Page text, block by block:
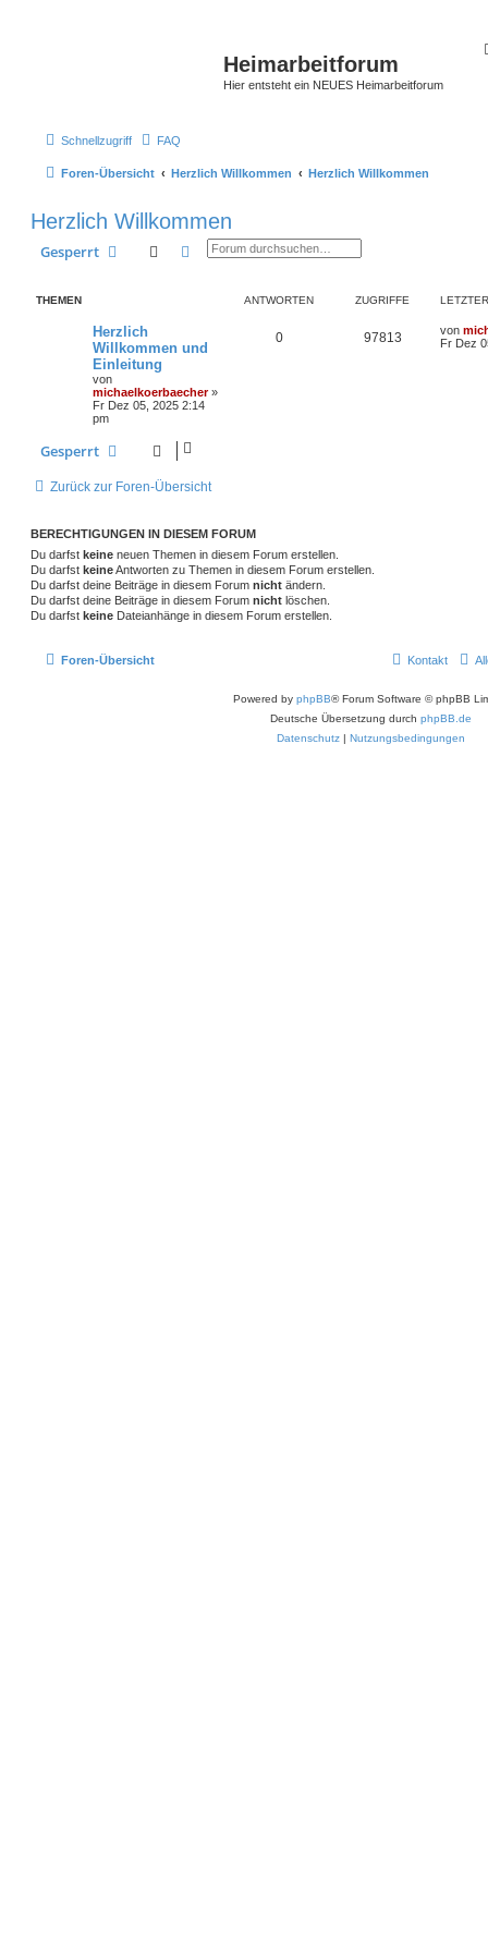
Heimarbeitforum
Hier entsteht ein NEUES Heimarbeitforum
Schnellzugriff FAQ
Foren-Übersicht Herzlich Willkommen Herzlich Willkommen
Herzlich Willkommen
Gesperrt Suche Erweiterte Suche
THEMEN ANTWORTEN ZUGRIFFE
Herzlich
Willkommen und
Einleitung
von
michaelkoerbaecher»
Fr Dez 05, 2025 2:14
pm
0 97813 von
Fr Dez
Gesperrt
Zurück zur Foren-Übersicht
BERECHTIGUNGEN IN DIESEM FORUM
Du darfst keine neuen Themen in diesem Forum erstellen.
Du darfst keineAntworten zu Themen in diesem Forum erstellen.
Du darfst deine Beiträge in diesem Forum nicht ändern.
Du darfst deine Beiträge in diesem Forum nicht löschen.
Du darfst keine Dateianhänge in diesem Forum erstellen.
Foren-Übersicht Kontakt
Powered by phpBB® Forum Software © phpBB
Deutsche Übersetzung durch phpBB.de
Datenschutz | Nutzungsbedingungen